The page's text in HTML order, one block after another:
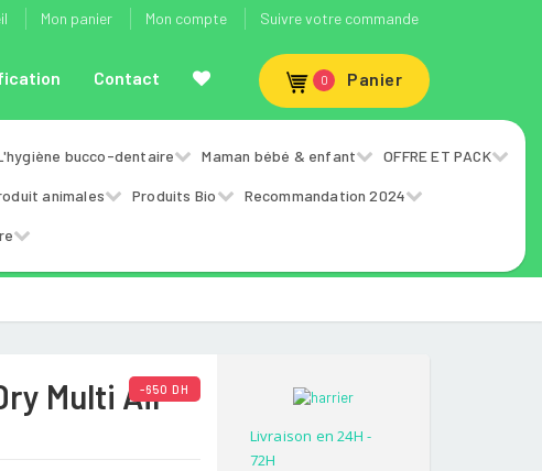
Mon panier Mon compte Suivre votre commande
Contact 0 Panier
bucco-dentaire Maman bébé & enfant OFFRE ET PACK
animales Produits Bio Recommandation 2024
-650 DH
Multi Air
Livraison en 24H -
72H